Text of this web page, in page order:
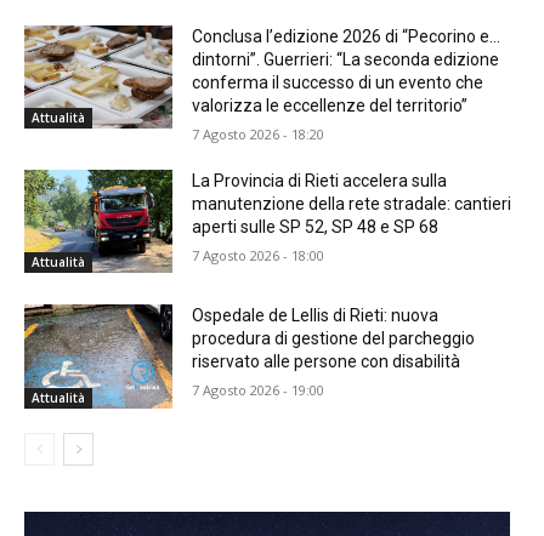
Attualità
Conclusa l’edizione 2026 di “Pecorino e…
dintorni”. Guerrieri: “La seconda edizione
conferma il successo di un evento che
valorizza le eccellenze del territorio”
7 Agosto 2026 - 18:20
Attualità
La Provincia di Rieti accelera sulla
manutenzione della rete stradale: cantieri
aperti sulle SP 52, SP 48 e SP 68
7 Agosto 2026 - 18:00
Attualità
Ospedale de Lellis di Rieti: nuova
procedura di gestione del parcheggio
riservato alle persone con disabilità
7 Agosto 2026 - 19:00